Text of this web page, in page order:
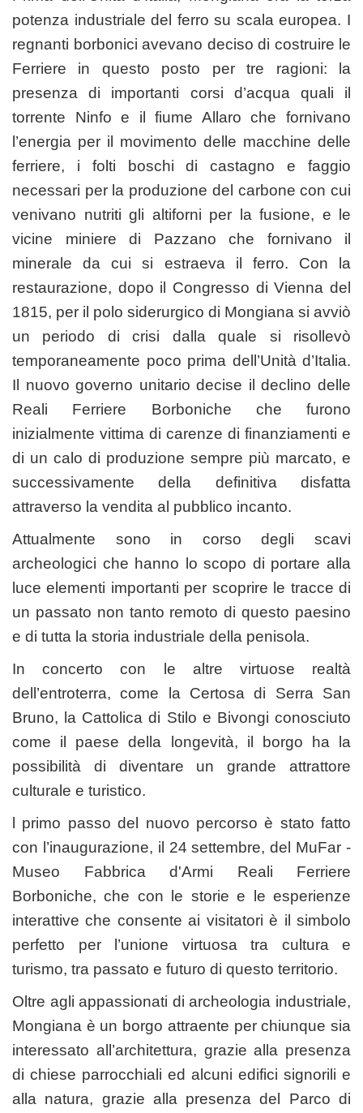
potenza industriale del ferro su scala europea. I
regnanti borbonici avevano deciso di costruire le
Ferriere in questo posto per tre ragioni: la
presenza di importanti corsi d’acqua quali il
torrente Ninfo e il fiume Allaro che fornivano
l’energia per il movimento delle macchine delle
ferriere, i folti boschi di castagno e faggio
necessari per la produzione del carbone con cui
venivano nutriti gli altiforni per la fusione, e le
vicine miniere di Pazzano che fornivano il
minerale da cui si estraeva il ferro. Con la
restaurazione, dopo il Congresso di Vienna del
1815, per il polo siderurgico di Mongiana si avviò
un periodo di crisi dalla quale si risollevò
temporaneamente poco prima dell’Unità d’Italia.
Il nuovo governo unitario decise il declino delle
Reali Ferriere Borboniche che furono
inizialmente vittima di carenze di finanziamenti e
di un calo di produzione sempre più marcato, e
successivamente della definitiva disfatta
attraverso la vendita al pubblico incanto.
Attualmente sono in corso degli scavi
archeologici che hanno lo scopo di portare alla
luce elementi importanti per scoprire le tracce di
un passato non tanto remoto di questo paesino
e di tutta la storia industriale della penisola.
In concerto con le altre virtuose realtà
dell’entroterra, come la Certosa di Serra San
Bruno, la Cattolica di Stilo e Bivongi conosciuto
come il paese della longevità, il borgo ha la
possibilità di diventare un grande attrattore
culturale e turistico.
l primo passo del nuovo percorso è stato fatto
con l’inaugurazione, il 24 settembre, del MuFar -
Museo Fabbrica d'Armi Reali Ferriere
Borboniche, che con le storie e le esperienze
interattive che consente ai visitatori è il simbolo
perfetto per l’unione virtuosa tra cultura e
turismo, tra passato e futuro di questo territorio.
Oltre agli appassionati di archeologia industriale,
Mongiana è un borgo attraente per chiunque sia
interessato all’architettura, grazie alla presenza
di chiese parrocchiali ed alcuni edifici signorili e
alla natura, grazie alla presenza del Parco di